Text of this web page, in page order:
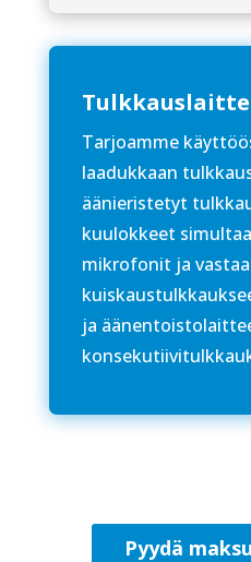
Tarjoamme
laadukkaan
äänieristetyt
kuulokkeet
mikrofonit ja
ja
Pyydä